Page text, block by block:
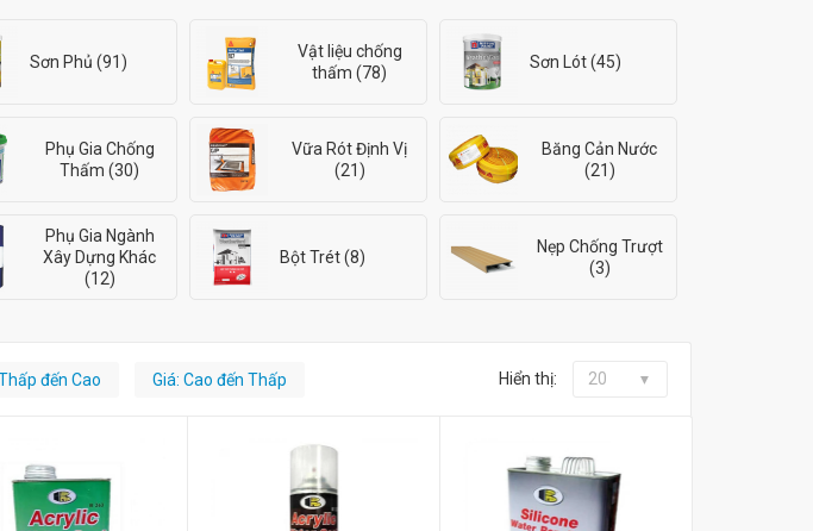
Sơn Phủ (91)
Vật liệu chống
thấm (78)
Sơn Lót (45)
Phụ Gia Chống
Thấm (30)
Vữa Rót Định Vị
(21)
Băng Cản Nước
(21)
Phụ Gia Ngành
Xây Dựng Khác
(12)
Bột Trét (8)
Nẹp Chống Trượt
(3)
Hiển thị: 20
đến Cao Giá: Cao đến Thấp